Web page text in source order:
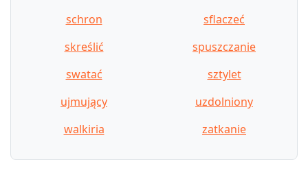
schron
sflaczeć
skreślić
spuszczanie
swatać
sztylet
ujmujący
uzdolniony
walkiria
zatkanie